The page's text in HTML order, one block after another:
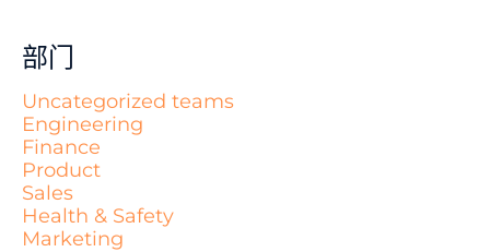
部门
Uncategorized teams
Engineering
Finance
Product
Sales
Health & Safety
Marketing